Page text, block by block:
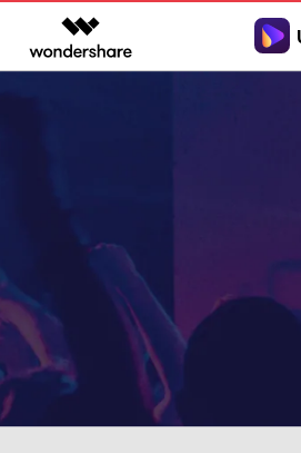
動画変換ソフト
DVD Memory
DVD作成ソフト
DemoCreator
画面録画ソフト
Media.io
AI動画・画像・音楽ジェネレーター
パートナ
ラム
音声ファ
動画変
【簡単】
様々なデ